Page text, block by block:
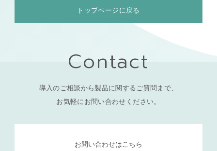
トップページに戻る
Contact
導入のご相談から製品に関するご質問まで、
お気軽にお問い合わせください。
お問い合わせはこちら